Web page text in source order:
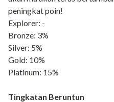
peningkat poin!
Explorer: -
Bronze: 3%
Silver: 5%
Gold: 10%
Platinum: 15%
Tingkatan Beruntun